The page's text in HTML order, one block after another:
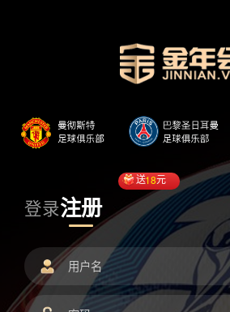
登录注册
送18元